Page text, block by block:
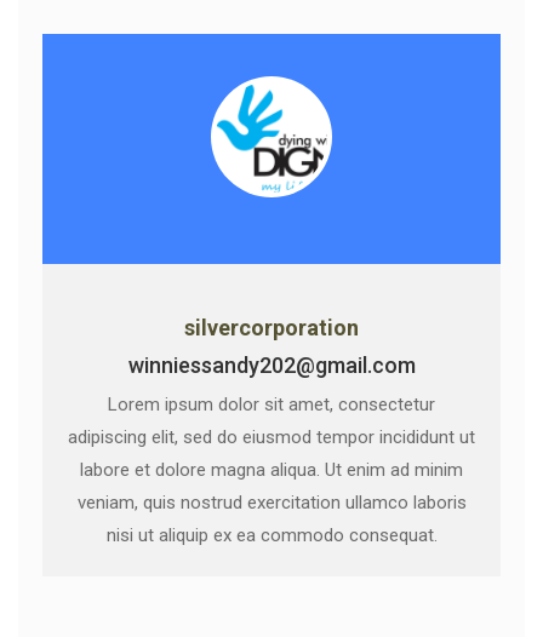
silvercorporation
winniessandy202@gmail.com
Lorem ipsum dolor sit amet, consectetur
adipiscing elit, sed do eiusmod tempor incididunt ut
labore et dolore magna aliqua. Ut enim ad minim
veniam, quis nostrud exercitation ullamco laboris
nisi ut aliquip ex ea commodo consequat.